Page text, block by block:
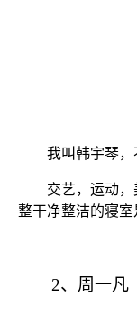
我叫韩宇琴，
交艺，运动
整干净整洁的寝
2、周一凡